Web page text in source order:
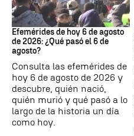
Efemérides
Efemérides de hoy 6 de agosto
de 2026: ¿Qué pasó el 6 de
agosto?
Consulta las efemérides de
hoy 6 de agosto de 2026 y
descubre, quién nació,
quién murió y qué pasó a lo
largo de la historia un día
como hoy.